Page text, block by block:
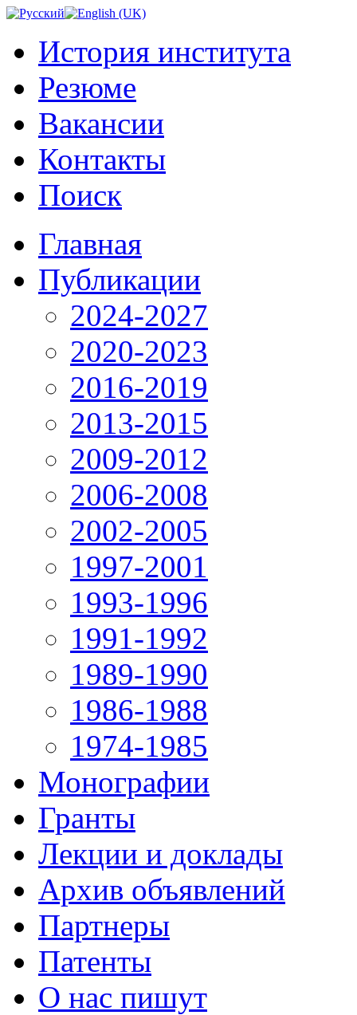
История института
Резюме
Вакансии
Контакты
Поиск
Главная
Публикации
2024-2027
2020-2023
2016-2019
2013-2015
2009-2012
2006-2008
2002-2005
1997-2001
1993-1996
1991-1992
1989-1990
1986-1988
1974-1985
Монографии
Гранты
Лекции и доклады
Архив объявлений
Партнеры
Патенты
О нас пишут